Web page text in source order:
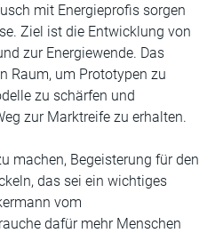
mit Energieprofis sorgen
Ziel ist die Entwicklung von
zur Energiewende. Das
Raum, um Prototypen zu
zu schärfen und
zur Marktreife zu erhalten.
machen, Begeisterung für den
das sei ein wichtiges
vom
dafür mehr Menschen